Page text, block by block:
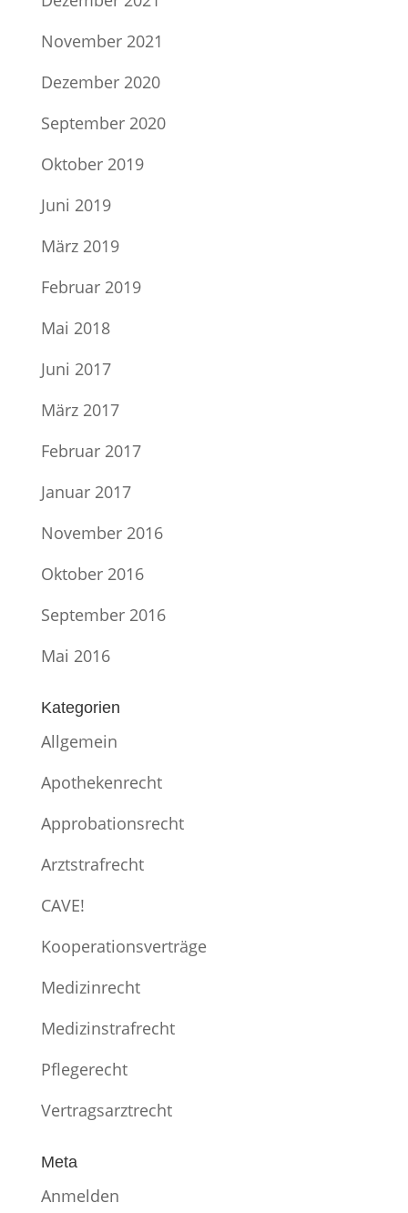
November 2021
Dezember 2020
September 2020
Oktober 2019
Juni 2019
März 2019
Februar 2019
Mai 2018
Juni 2017
März 2017
Februar 2017
Januar 2017
November 2016
Oktober 2016
September 2016
Mai 2016
Kategorien
Allgemein
Apothekenrecht
Approbationsrecht
Arztstrafrecht
CAVE!
Kooperationsverträge
Medizinrecht
Medizinstrafrecht
Pflegerecht
Vertragsarztrecht
Meta
Anmelden